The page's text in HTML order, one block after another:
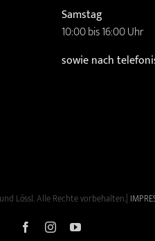
Samstag
10:00 bis 16:00 Uhr
sowie nach
Lössl. Alle Rechte vorbehalten.|
FacebookInstagramYouTube